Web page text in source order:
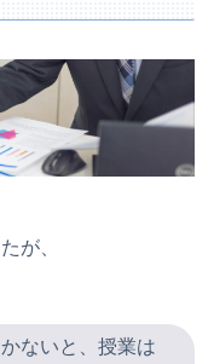
が、
ないと、授業は